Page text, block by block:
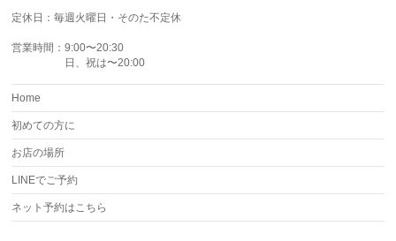
定休日：毎週火曜日・そのた不定休
営業時間：9:00〜20:30
日、祝は〜20:00
Home
初めての方に
お店の場所
LINEでご予約
ネット予約はこちら